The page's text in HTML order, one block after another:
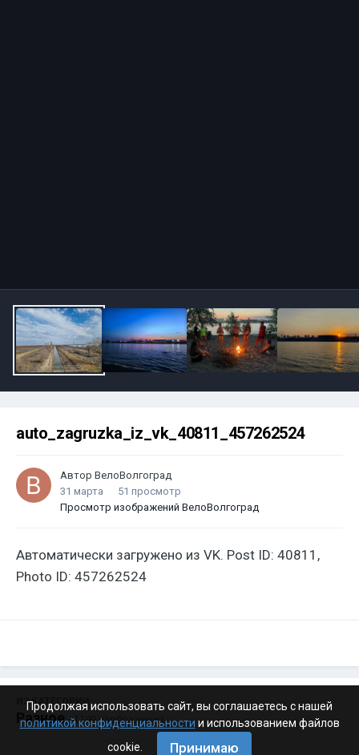
auto_zagruzka_iz_vk_40811_457262524
Автор ВелоВолгоград
31 марта
51 просмотр
Просмотр изображений ВелоВолгоград
Автоматически загружено из VK. Post ID: 40811,
Photo ID: 457262524
ИЗ КАТЕГОРИИ:
Разное · 4 199 изображений
Продолжая использовать сайт, вы соглашаетесь с нашей
политикой конфиденциальности и использованием файлов
cookie.
Принимаю